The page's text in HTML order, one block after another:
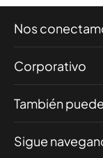
Nos
Corporativo
También
Sigue